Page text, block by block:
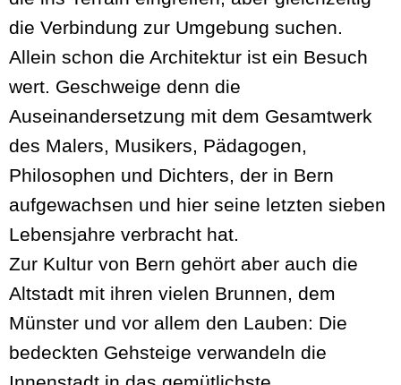
die Verbindung zur Umgebung suchen.
Allein schon die Architektur ist ein Besuch
wert. Geschweige denn die
Auseinandersetzung mit dem Gesamtwerk
des Malers, Musikers, Pädagogen,
Philosophen und Dichters, der in Bern
aufgewachsen und hier seine letzten sieben
Lebensjahre verbracht hat.
Zur Kultur von Bern gehört aber auch die
Altstadt mit ihren vielen Brunnen, dem
Münster und vor allem den Lauben: Die
bedeckten Gehsteige verwandeln die